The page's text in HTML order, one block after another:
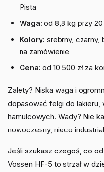
Pista
Waga: od 8,8 kg przy 20
Kolory: srebrny, czarny,
na zamówienie
Cena: od 10 500 zł za
Zalety? Niska waga i
dopasować felgi do lakieru,
hamulcowych. Wady? Nie
nowoczesny, nieco
Jeśli szukasz czegoś, co
Vossen HF-5 to strzał w